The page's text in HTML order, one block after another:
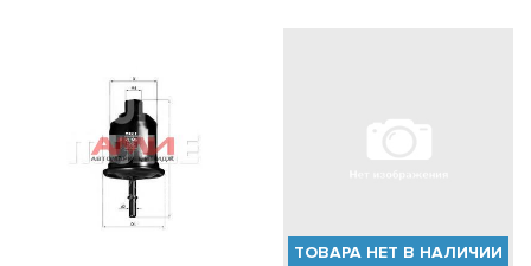
БЫСТРЫЙ ПРОСМОТР
ТОВАРА НЕТ В НАЛИЧИИ